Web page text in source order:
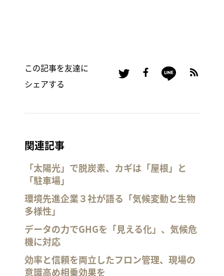
この記事を友達に
シェアする
関連記事
「太陽光」で脱炭素、カギは「屋根」と
「駐車場」
環境先進企業３社が語る「気候変動と生物
多様性」
データの力でGHGを「見える化」、気候危
機に対応
効率と信頼を両立したフロン管理、現場の
意識高め相乗効果を